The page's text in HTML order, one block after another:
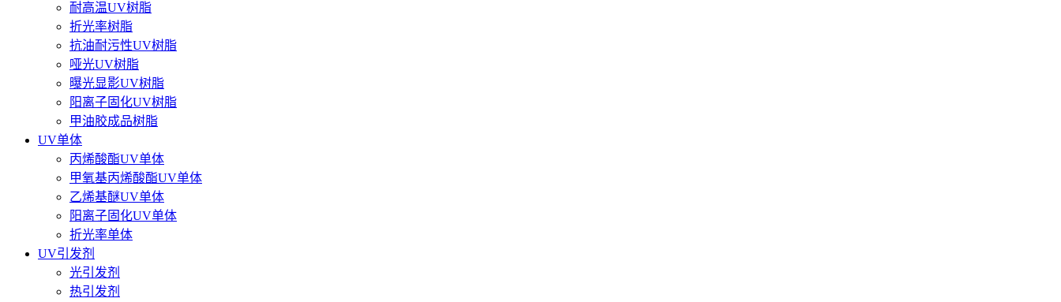
耐高温UV树脂
折光率树脂
抗油耐污性UV树脂
哑光UV树脂
曝光显影UV树脂
阳离子固化UV树脂
甲油胶成品树脂
UV单体
丙烯酸酯UV单体
甲氧基丙烯酸酯UV单体
乙烯基醚UV单体
阳离子固化UV单体
折光率单体
UV引发剂
光引发剂
热引发剂